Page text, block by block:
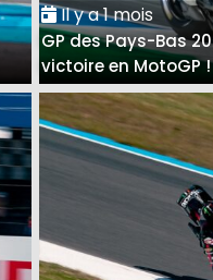
Il y a 1 mois
GP des Pays-Bas
victoire en MotoGP !